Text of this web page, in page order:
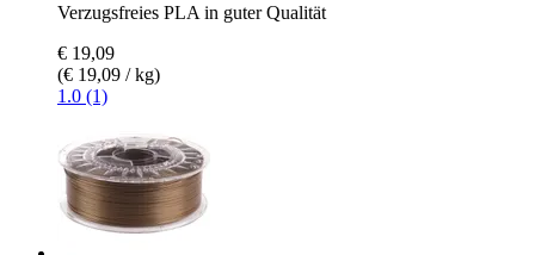
Verzugsfreies PLA in guter Qualität
€ 19,09
(€ 19,09 / kg)
1.0 (1)